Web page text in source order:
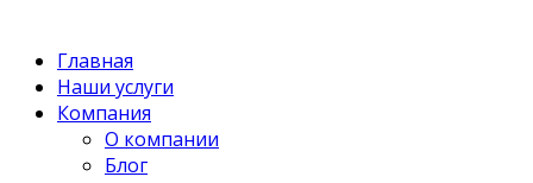
Главная
Наши услуги
Компания
О компании
Блог